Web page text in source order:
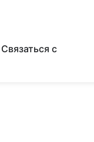
Связаться с